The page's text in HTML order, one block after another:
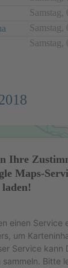
Samstag,
Samstag,
Samstag,
Ihre
Maps-
laden!
einen Service
um
Service kann
Bitte